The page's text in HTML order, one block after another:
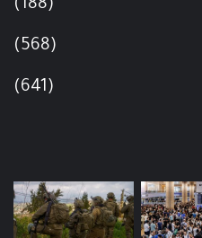
(188)
(568)
(641)